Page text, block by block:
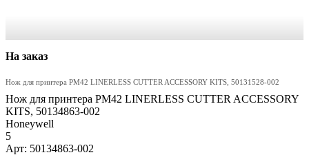
На заказ
Нож для принтера PM42 LINERLESS CUTTER ACCESSORY KITS, 50131528-002
Нож для принтера PM42 LINERLESS CUTTER ACCESSORY
KITS, 50134863-002
Honeywell
5
Арт: 50134863-002